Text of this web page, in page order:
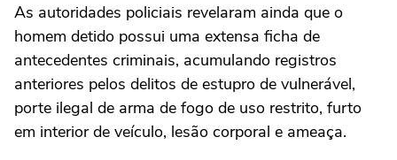
As autoridades policiais revelaram ainda que o
homem detido possui uma extensa ficha de
antecedentes criminais, acumulando registros
anteriores pelos delitos de estupro de vulnerável,
porte ilegal de arma de fogo de uso restrito, furto
em interior de veículo, lesão corporal e ameaça.